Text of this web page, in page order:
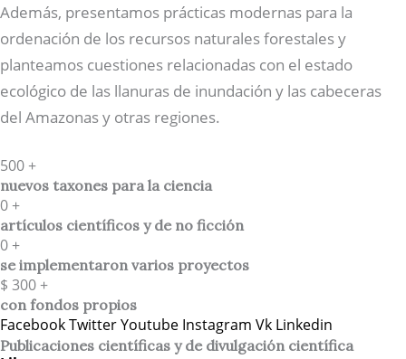
Además, presentamos prácticas modernas para la
ordenación de los recursos naturales forestales y
planteamos cuestiones relacionadas con el estado
ecológico de las llanuras de inundación y las cabeceras
del Amazonas y otras regiones.
500+
nuevos taxones para la ciencia
0+
artículos científicos y de no ficción
0+
se implementaron varios proyectos
$ 300+
con fondos propios
FacebookTwitterYoutube Instagram Vk Linkedin
Publicaciones científicas y de divulgación científica​